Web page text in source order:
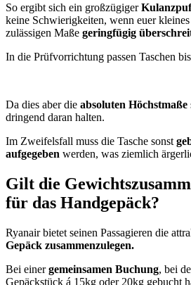
So ergibt sich ein großzügiger
keine Schwierigkeiten, wenn euer
zulässigen Maße geringfügig
In die Prüfvorrichtung passen Taschen
Da dies aber die absoluten Höchstmaße
dringend daran halten.
Im Zweifelsfall muss die Tasche sonst
aufgegeben werden, was ziemlich
Gilt die
für das Handgepäck?
Ryanair bietet seinen Passagieren die
Gepäck zusammenzulegen.
Bei einergemeinsamen Buchung, bei
Gepäckstück á 15kg oder 20kg gebucht